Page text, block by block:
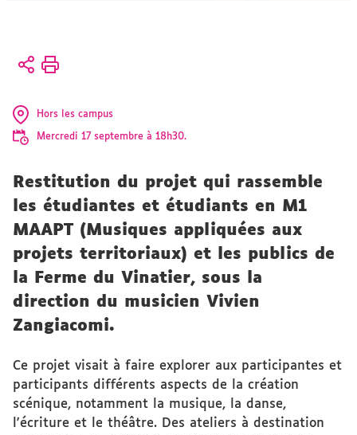
Vous
Accueil
CFMI
CFMI
Hors les campus
Mercredi 17 septembre à 18h30.
Restitution du projet qui rassemble
les étudiantes et étudiants en M1
MAAPT (Musiques appliquées aux
projets territoriaux) et les publics de
la Ferme du Vinatier, sous la
direction du musicien Vivien
Zangiacomi.
Ce projet visait à faire explorer aux participantes et
participants différents aspects de la création
scénique, notamment la musique, la danse,
l'écriture et le théâtre. Des ateliers à destination